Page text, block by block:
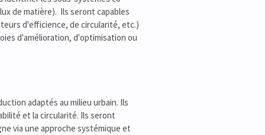
de matière). Ils seront capables
d'efficience, de circularité, etc.)
d'amélioration, d'optimisation ou
adaptés au milieu urbain. Ils
et la circularité. Ils seront
via une approche systémique et